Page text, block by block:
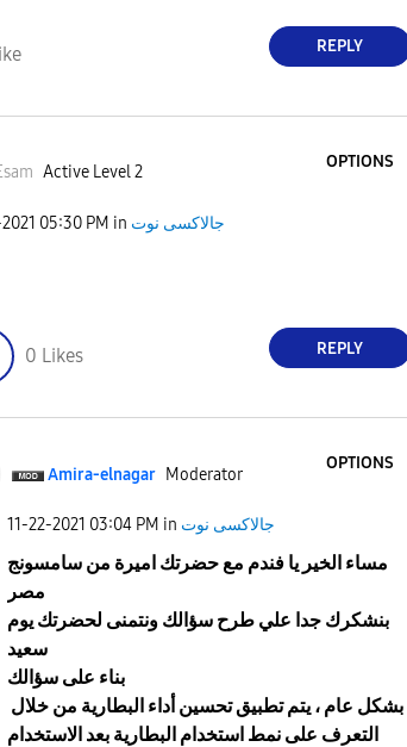
REPLY
Active Level 2
OPTIONS
05:30 PM in جالاكسى نوت
0 Likes REPLY
Amira-elnagar Moderator
OPTIONS
‎11-22-2021 03:04 PM in جالاكسى نوت
مساء الخير يا فندم مع حضرتك اميرة من سامسونج
مصر
بنشكرك جدا علي طرح سؤالك ونتمنى لحضرتك يوم
سعيد
بناء على سؤالك
التعرف على نمط استخدام البطارية بعد الاستخدام